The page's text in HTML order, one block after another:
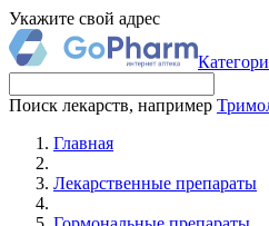
Укажите свой адрес
Поиск лекарств, например
Главная
Лекарственные препараты